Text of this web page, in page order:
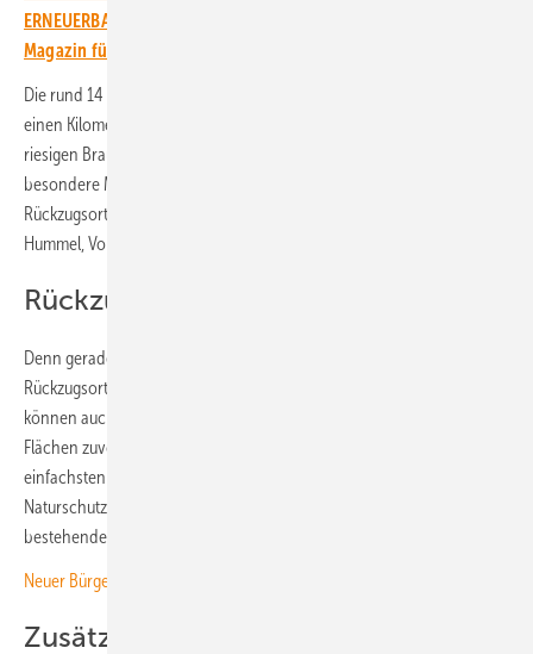
ERNEUERBARE ENERGIEN – dem größten verbandsunabhängigen
Magazin für erneuerbare Energien in Deutschland!
Die rund 14 Hektar große Anlage in der Oberlausitz liegt nur rund
einen Kilometer östlich des Braunkohletagebaus Nochten. „Die
riesigen Braunkohlebagger in direkter Nachbarschaft sind eine ganz
besondere Motivation, auf dem Gelände unseres Solarparks
Rückzugsorte für Tiere und Pflanzen zu schaffen“, erklärt Oliver
Hummel, Vorstandsvorsitzender von Naturstrom.
Rückzugsort für Tiere und Pflanzen
Denn gerade solare Freiflächenanlagen können zu einem solchen
Rückzugsort für regionale Tier- und Pflanzenarten werden. Sie
können auch zu einer Regeneration der Böden beitragen, wenn die
Flächen zuvor intensiv landwirtschaftlich genutzt wurden. Am
einfachsten sei dieses Potenzial auszuschöpfen, wenn der lokale
Naturschutz von Anfang an eingeplant werde. Doch auch bei
bestehenden Solarparks sei viel möglich, betonen die Projektpartner.
Neuer Bürgersolarpark in Niedersachsen mit viel Biodiversität geplant
Zusätzliche Naturschutzmaßnahmen